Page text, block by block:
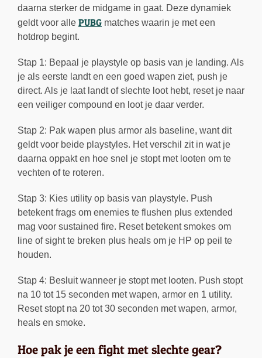
daarna sterker de midgame in gaat. Deze dynamiek
geldt voor alle PUBG matches waarin je met een
hotdrop begint.
Stap 1: Bepaal je playstyle op basis van je landing. Als
je als eerste landt en een goed wapen ziet, push je
direct. Als je laat landt of slechte loot hebt, reset je naar
een veiliger compound en loot je daar verder.
Stap 2: Pak wapen plus armor als baseline, want dit
geldt voor beide playstyles. Het verschil zit in wat je
daarna oppakt en hoe snel je stopt met looten om te
vechten of te roteren.
Stap 3: Kies utility op basis van playstyle. Push
betekent frags om enemies te flushen plus extended
mag voor sustained fire. Reset betekent smokes om
line of sight te breken plus heals om je HP op peil te
houden.
Stap 4: Besluit wanneer je stopt met looten. Push stopt
na 10 tot 15 seconden met wapen, armor en 1 utility.
Reset stopt na 20 tot 30 seconden met wapen, armor,
heals en smoke.
Hoe pak je een fight met slechte gear?